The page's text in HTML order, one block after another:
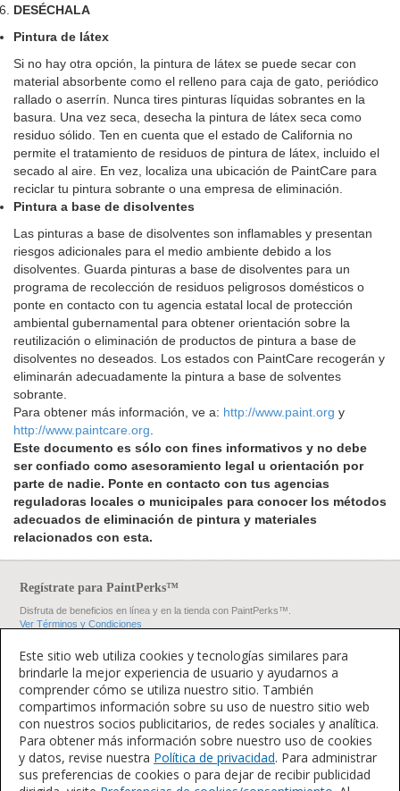
DESÉCHALA
Pintura de látex
Si no hay otra opción, la pintura de látex se puede secar con
material absorbente como el relleno para caja de gato, periódico
rallado o aserrín. Nunca tires pinturas líquidas sobrantes en la
basura. Una vez seca, desecha la pintura de látex seca como
residuo sólido. Ten en cuenta que el estado de California no
permite el tratamiento de residuos de pintura de látex, incluido el
secado al aire. En vez, localiza una ubicación de PaintCare para
reciclar tu pintura sobrante o una empresa de eliminación.
Pintura a base de disolventes
Las pinturas a base de disolventes son inflamables y presentan
riesgos adicionales para el medio ambiente debido a los
disolventes. Guarda pinturas a base de disolventes para un
programa de recolección de residuos peligrosos domésticos o
ponte en contacto con tu agencia estatal local de protección
ambiental gubernamental para obtener orientación sobre la
reutilización o eliminación de productos de pintura a base de
disolventes no deseados. Los estados con PaintCare recogerán y
eliminarán adecuadamente la pintura a base de solventes
sobrante.
Para obtener más información, ve a: http://www.paint.org y
http://www.paintcare.org
Este documento es sólo con fines informativos y no debe
ser confiado como asesoramiento legal u orientación por
parte de nadie. Ponte en contacto con tus agencias
reguladoras locales o municipales para conocer los métodos
adecuados de eliminación de pintura y materiales
relacionados con esta.
Regístrate para PaintPerks™
Disfruta de beneficios en línea y en la tienda con PaintPerks™.
Ver Términos y Condiciones
Conecta con Nosotros
Sherwin-Williams
Contáctanos
Este sitio web utiliza cookies y tecnologías similares para
brindarle la mejor experiencia de usuario y ayudarnos a
comprender cómo se utiliza nuestro sitio. También
compartimos información sobre su uso de nuestro sitio web
con nuestros socios publicitarios, de redes sociales y analítica.
Para obtener más información sobre nuestro uso de cookies
y datos, revise nuestra Política de privacidad. Para administrar
sus preferencias de cookies o para dejar de recibir publicidad